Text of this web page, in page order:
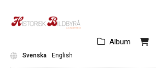
Album
Svenska English